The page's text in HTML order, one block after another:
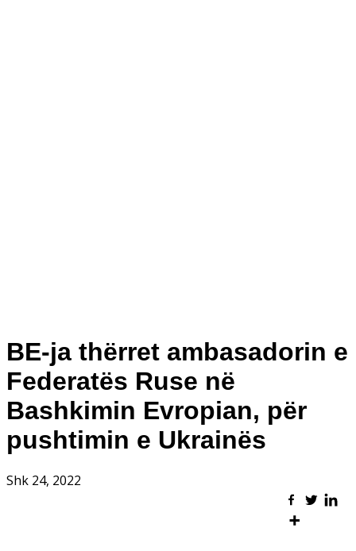
BE-ja thërret ambasadorin e
Federatës Ruse në
Bashkimin Evropian, për
pushtimin e Ukrainës
Shk 24, 2022